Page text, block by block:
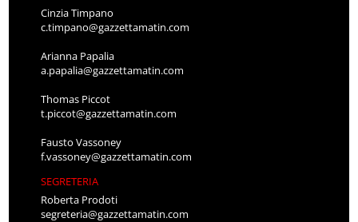
Cinzia Timpano
c.timpano@gazzettamatin.com
Arianna Papalia
a.papalia@gazzettamatin.com
Thomas Piccot
t.piccot@gazzettamatin.com
Fausto Vassoney
f.vassoney@gazzettamatin.com
SEGRETERIA
Roberta Prodoti
segreteria@gazzettamatin.com